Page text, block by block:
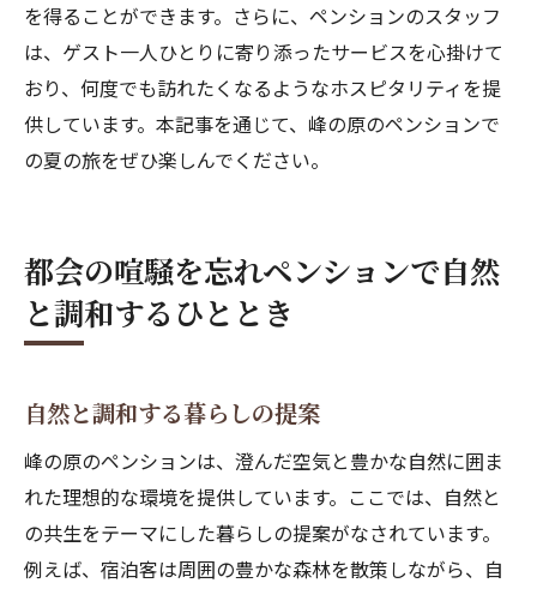
を得ることができます。さらに、ペンションのスタッフ
は、ゲスト一人ひとりに寄り添ったサービスを心掛けて
おり、何度でも訪れたくなるようなホスピタリティを提
供しています。本記事を通じて、峰の原のペンションで
の夏の旅をぜひ楽しんでください。
都会の喧騒を忘れペンションで自然
と調和するひととき
自然と調和する暮らしの提案
峰の原のペンションは、澄んだ空気と豊かな自然に囲ま
れた理想的な環境を提供しています。ここでは、自然と
の共生をテーマにした暮らしの提案がなされています。
例えば、宿泊客は周囲の豊かな森林を散策しながら、自